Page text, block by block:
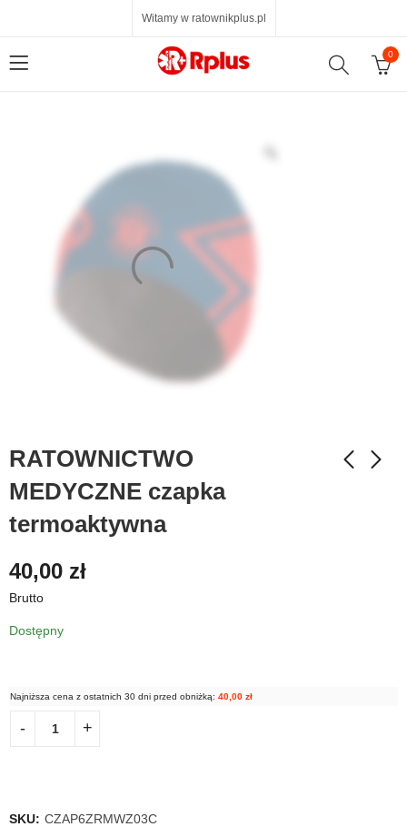
Witamy w ratownikplus.pl
0
RATOWNICTWO
MEDYCZNE czapka
termoaktywna
40,00 zł
Brutto
Dostępny
Najniższa cena z ostatnich 30 dni przed obniżką: 40,00 zł
SKU: CZAP6ZRMWZ03C